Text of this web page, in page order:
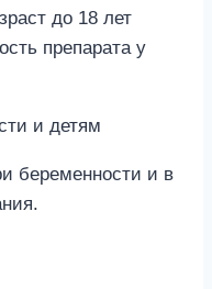
до 18 лет
препарата у
и детям
беременности и в